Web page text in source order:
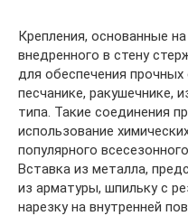
Крепления, основанные
внедренного в стену
для обеспечения прочных
песчанике, ракушечнике,
типа. Такие соединения
использование
популярного
Вставка из металла,
из арматуры, шпильку с
нарезку на внутренней